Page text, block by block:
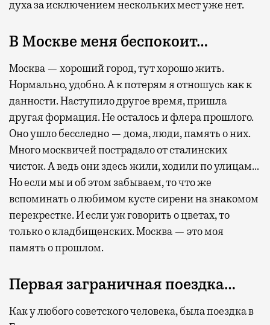
духа за исключением нескольких мест уже нет.
В Москве меня беспокоит…
Москва — хороший город, тут хорошо жить.
Нормально, удобно. А к потерям я отношусь как к
данности. Наступило другое время, пришла
другая формация. Не осталось и флера прошлого.
Оно ушло бесследно — дома, люди, память о них.
Много москвичей пострадало от сталинских
чисток. А ведь они здесь жили, ходили по улицам…
Но если мы и об этом забываем, то что же
вспоминать о любимом кусте сирени на знакомом
перекрестке. И если уж говорить о цветах, то
только о кладбищенских. Москва — это моя
память о прошлом.
Первая заграничная поездка…
Как у любого советского человека, была поездка в